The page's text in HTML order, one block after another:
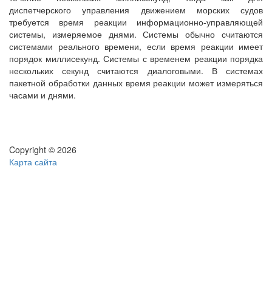
диспетчерского управления движением морских судов
требуется время реакции информационно-управляющей
системы, измеряемое днями. Системы обычно считаются
системами реального времени, если время реакции имеет
порядок миллисекунд. Системы с временем реакции порядка
нескольких секунд считаются диалоговыми. В системах
пакетной обработки данных время реакции может измеряться
часами и днями.
Copyright © 2026
Карта сайта